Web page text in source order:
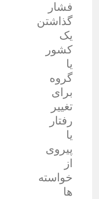
فشار
گذاشتن
یک
کشور
یا
گروه
برای
تغییر
رفتار
یا
پیروی
از
خواسته
ها